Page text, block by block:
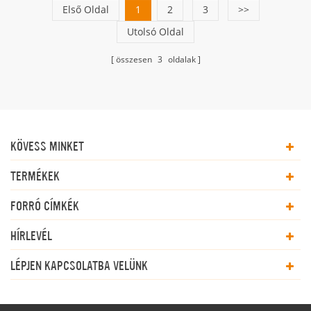
Első Oldal 1 2 3
>>
Utolsó Oldal
összesen 3 oldalak
KÖVESS MINKET
TERMÉKEK
FORRÓ CÍMKÉK
HÍRLEVÉL
LÉPJEN KAPCSOLATBA VELÜNK